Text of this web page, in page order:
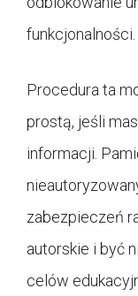
funkcjonalności.
Procedura ta
prostą, jeśli
informacji.
zabezpieczeń
autorskie i być
celów